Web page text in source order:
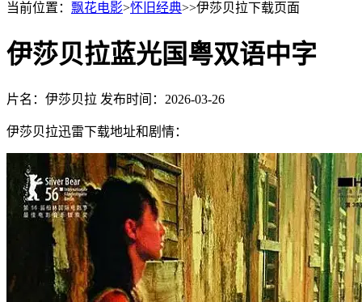
当前位置： 飘花电影>怀旧经典>>伊莎贝拉下载页面
伊莎贝拉蓝光国粤双语中字
片名：伊莎贝拉 发布时间：2026-03-26
伊莎贝拉迅雷下载地址和剧情：